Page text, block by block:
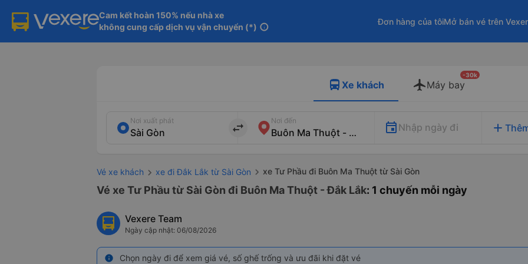
Cam kết hoàn 150% nếu nhà xe
không cung cấp dịch vụ vận chuyển (*) info
Đơn hàng của tôiMở bán vé trên
Xe khách Máy bay
-30k
Nơi xuất phát
import_export
Nơi đến
Nhập ngày đi add
Vé xe khách xe đi Đắk Lắk từ Sài Gòn xe Tư Phầu đi Buôn Ma Thuột từ Sài Gòn
Vé xe Tư Phầu từ Sài Gòn đi Buôn Ma Thuột - Đắk Lắk: 1 chuyến mỗi ngày
Vexere Team
Ngày cập nhật: 06/08/2026
info Chọn ngày đi để xem giá vé, số ghế trống và ưu đãi khi đặt vé